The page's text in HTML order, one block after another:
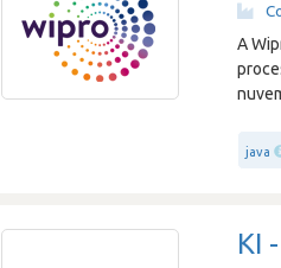
A
java
KI